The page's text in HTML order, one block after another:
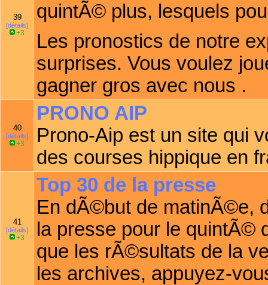
39
[détails]
+3
quintÃ© plus, lesquels
Les pronostics de notre
surprises. Vous voulez
gagner gros avec nous .
40
[détails]
+3
PRONO AIP
Prono-Aip est un site qui
des courses hippique en
41
[détails]
+3
Top 30 de la presse
En dÃ©but de matinÃ©e,
la presse pour le quintÃ©
que les rÃ©sultats de la
les archives, appuyez-